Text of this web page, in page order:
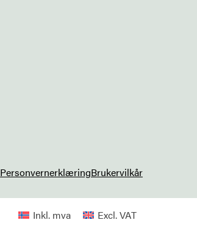
PersonvernerklæringBrukervilkår
Inkl. mva Excl. VAT